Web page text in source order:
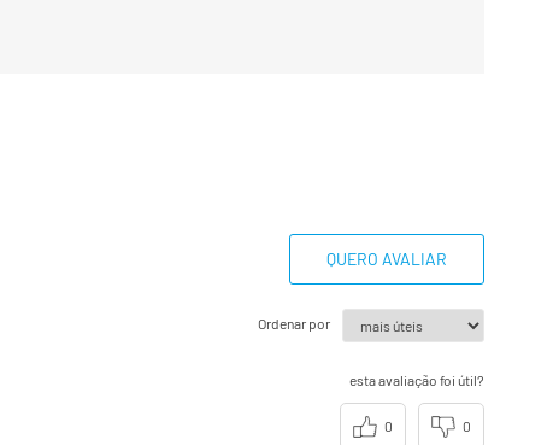
QUERO AVALIAR
Ordenar por
esta avaliação foi útil?
0 0